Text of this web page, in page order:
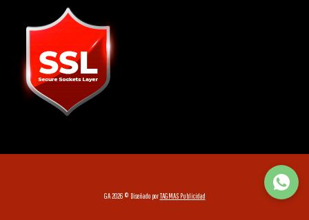
GA 2026 © Diseñado porTAGMAS Publicidad